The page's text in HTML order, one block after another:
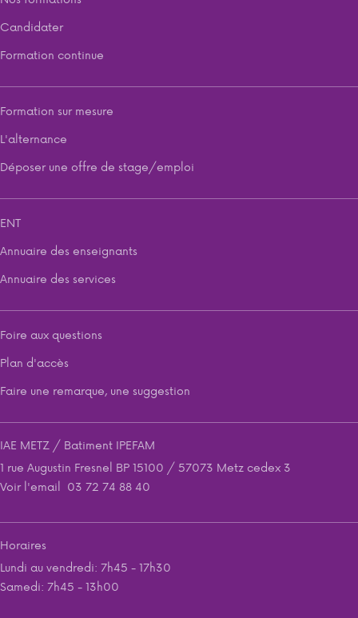
Candidater
Formation continue
Formation sur mesure
L'alternance
Déposer une offre de stage/emploi
ENT
Annuaire des enseignants
Annuaire des services
Foire aux questions
Plan d'accès
Faire une remarque, une suggestion
IAE METZ / Batiment IPEFAM
1 rue Augustin Fresnel BP 15100 / 57073 Metz cedex 3
Voir l'email 03 72 74 88 40
Horaires
Lundi au vendredi: 7h45 - 17h30
Samedi: 7h45 - 13h00